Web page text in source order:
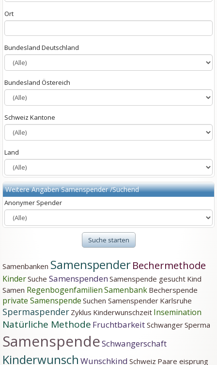
Ort
Bundesland Deutschland
Bundesland Östereich
Schweiz Kantone
Land
Weitere Angaben Samenspender /Suchend
Anonymer Spender
Suche starten
Samenbanken SamenspenderBechermethode
KinderSuche SamenspendenSamenspende gesucht Kind
Samen RegenbogenfamilienSamenbank Becherspende
private Samenspende Suchen Samenspender Karlsruhe
Spermaspender Zyklus Kinderwunschzeit Insemination
Natürliche Methode Fruchtbarkeit SchwangerSperma
SamenspendeSchwangerschaft
Kinderwunsch Wunschkind Schweiz Paare eisprung